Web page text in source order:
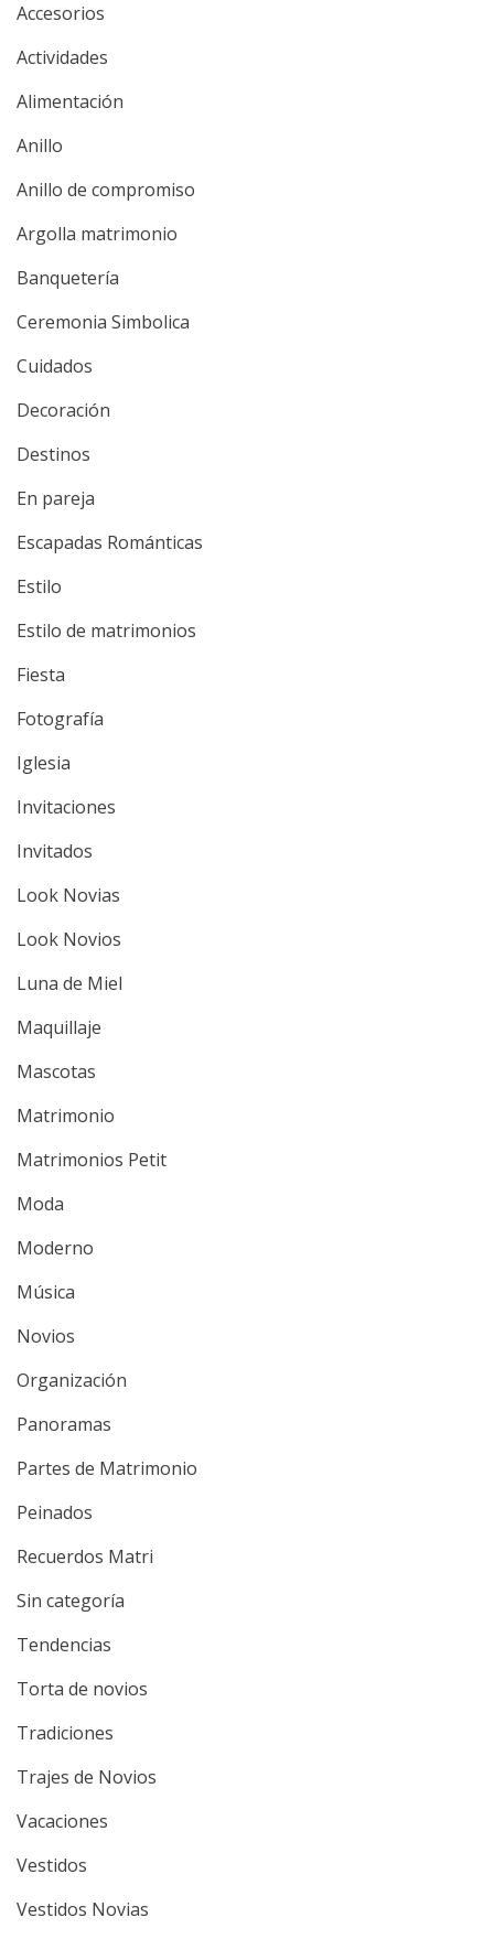
Accesorios
Actividades
Alimentación
Anillo
Anillo de compromiso
Argolla matrimonio
Banquetería
Ceremonia Simbolica
Cuidados
Decoración
Destinos
En pareja
Escapadas Románticas
Estilo
Estilo de matrimonios
Fiesta
Fotografía
Iglesia
Invitaciones
Invitados
Look Novias
Look Novios
Luna de Miel
Maquillaje
Mascotas
Matrimonio
Matrimonios Petit
Moda
Moderno
Música
Novios
Organización
Panoramas
Partes de Matrimonio
Peinados
Recuerdos Matri
Sin categoría
Tendencias
Torta de novios
Tradiciones
Trajes de Novios
Vacaciones
Vestidos
Vestidos Novias